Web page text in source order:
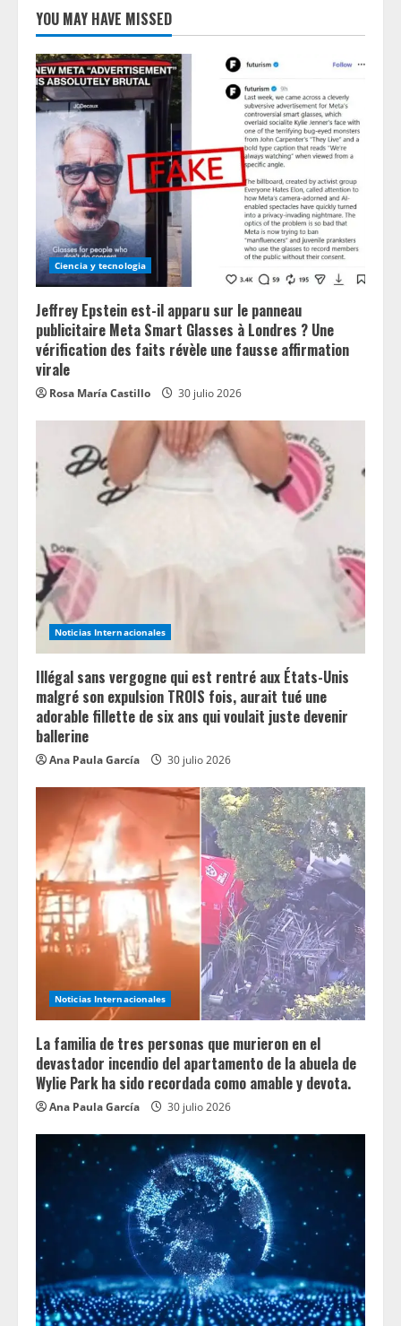
YOU MAY HAVE MISSED
Ciencia y tecnologia
Jeffrey Epstein est-il apparu sur le panneau
publicitaire Meta Smart Glasses à Londres ? Une
vérification des faits révèle une fausse affirmation
virale
Rosa María Castillo 30 julio 2026
Noticias Internacionales
Illégal sans vergogne qui est rentré aux États-Unis
malgré son expulsion TROIS fois, aurait tué une
adorable fillette de six ans qui voulait juste devenir
ballerine
Ana Paula García 30 julio 2026
Noticias Internacionales
La familia de tres personas que murieron en el
devastador incendio del apartamento de la abuela de
Wylie Park ha sido recordada como amable y devota.
Ana Paula García 30 julio 2026